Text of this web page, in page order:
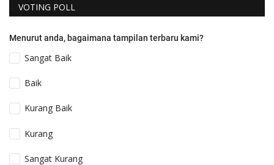
VOTING POLL
Menurut anda, bagaimana tampilan terbaru kami?
Sangat Baik
Baik
Kurang Baik
Kurang
Sangat Kurang